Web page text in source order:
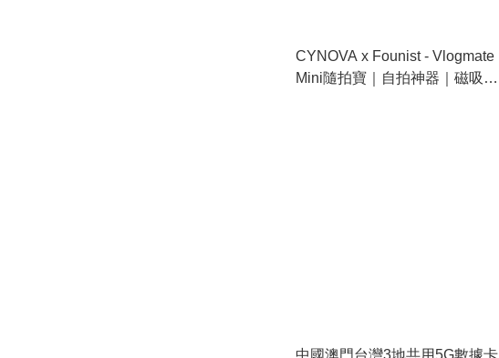
CYNOVA x Founist - Vlogmate
Mini隨拍寶｜自拍神器｜磁吸後
中國澳門台灣3地共用5G數據卡